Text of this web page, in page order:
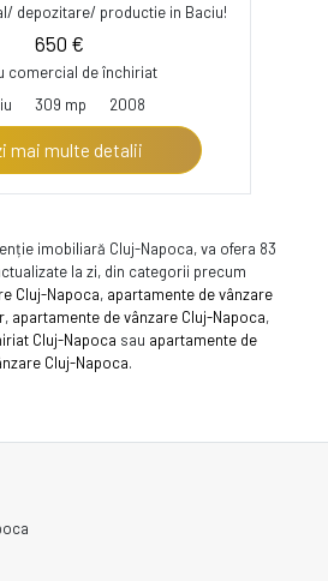
depozitare/ productie in Baciu!
650 €
comercial de închiriat
309 mp 2008
mai multe detalii
imobiliară Cluj-Napoca, va ofera 83
la zi, din categorii precum
Cluj-Napoca, apartamente de vânzare
, apartamente de vânzare Cluj-Napoca,
Cluj-Napoca sau apartamente de
Cluj-Napoca.